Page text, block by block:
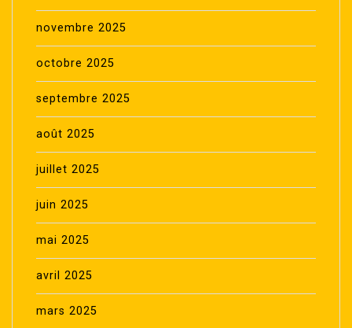
novembre 2025
octobre 2025
septembre 2025
août 2025
juillet 2025
juin 2025
mai 2025
avril 2025
mars 2025